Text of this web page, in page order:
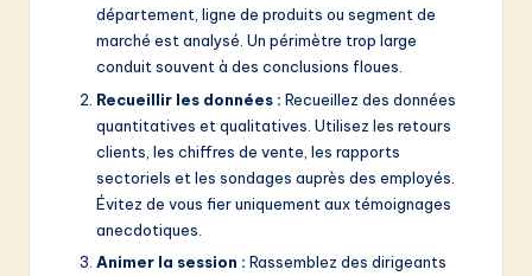
département, ligne de produits ou segment de
marché est analysé. Un périmètre trop large
conduit souvent à des conclusions floues.
Recueillir les données : Recueillez des données
quantitatives et qualitatives. Utilisez les retours
clients, les chiffres de vente, les rapports
sectoriels et les sondages auprès des employés.
Évitez de vous fier uniquement aux témoignages
anecdotiques.
Animer la session : Rassemblez des dirigeants